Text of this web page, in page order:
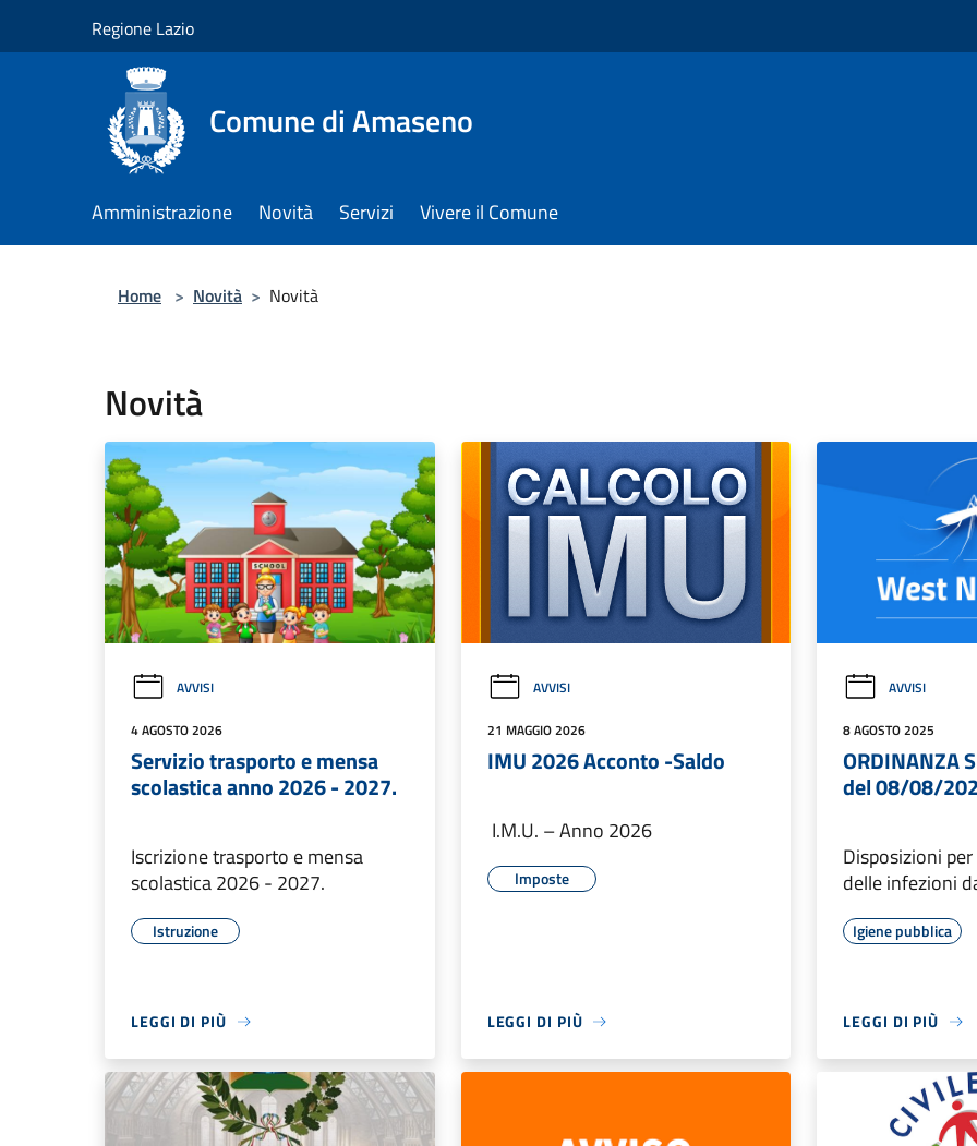
Regione Lazio
Comune di Amaseno
Amministrazione Novità Servizi Vivere il Comune
Home > Novità > Novità
Novità
AVVISI
4 AGOSTO 2026
Servizio trasporto e mensa
scolastica anno 2026 - 2027.
Iscrizione trasporto e mensa
scolastica 2026 - 2027.
Istruzione
LEGGI DI PIÙ
AVVISI
21 MAGGIO 2026
IMU 2026 Acconto -Saldo
I.M.U. – Anno 2026
Imposte
LEGGI DI PIÙ
AVVISI
8 AGOSTO 2025
ORDINANZA
del 08/08/
Disposizioni
delle infezioni
Igiene pubblica
LEGGI DI PIÙ